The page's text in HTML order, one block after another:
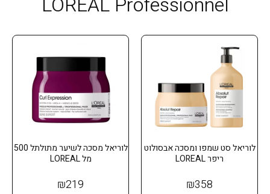
לוריאל סט שמפו ומסכה אבסולוט
ריפר LOREAL
₪358
לוריאל מסכה לשיער מתולתל 500
מל LOREAL
₪219